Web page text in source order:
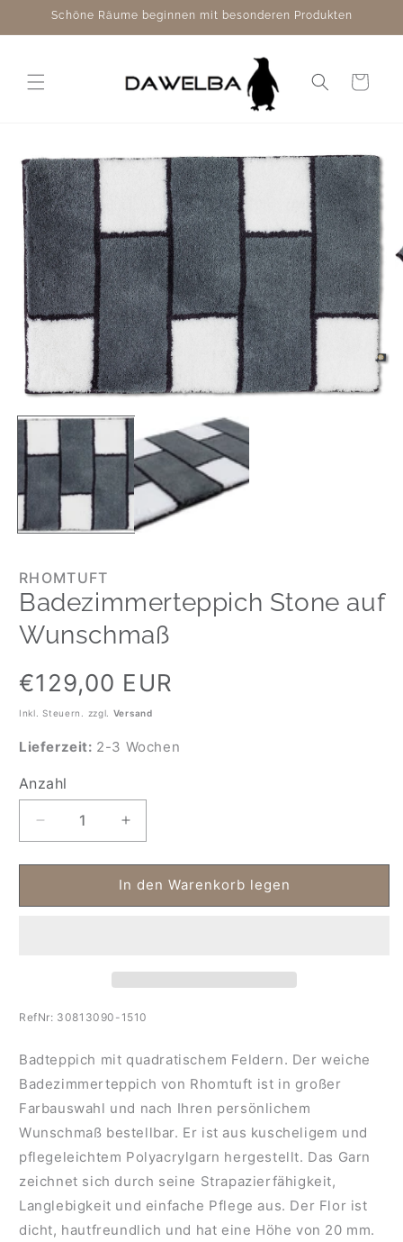
zum
Inhalt
Schöne Räume beginnen mit besonderen Produkten
Warenkorb
RHOMTUFT
Badezimmerteppich Stone auf
Wunschmaß
Normaler
Preis
€129,00 EUR
Inkl. Steuern. zzgl. Versand
Lieferzeit: 2-3 Wochen
Anzahl
Anzahl
Verringere
die
Menge
Badezimmerteppich
Erhöhe
die
Menge
für
Badezimmerteppich
In den Warenkorb legen
RefNr: 30813090-1510
Badteppich mit quadratischem Feldern. Der weiche
Badezimmerteppich von Rhomtuft ist in großer
Farbauswahl und nach Ihren persönlichem
Wunschmaß bestellbar. Er ist aus kuscheligem und
pflegeleichtem Polyacrylgarn hergestellt. Das Garn
zeichnet sich durch seine Strapazierfähigkeit,
Langlebigkeit und einfache Pflege aus. Der Flor ist
dicht, hautfreundlich und hat eine Höhe von 20 mm.